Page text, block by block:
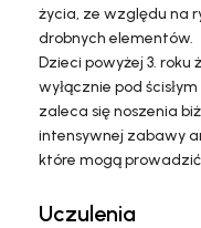
życia, ze względu na
drobnych elementów.
Dzieci powyżej 3. roku
wyłącznie pod
zaleca się noszenia
intensywnej zabawy
które mogą
Uczulenia